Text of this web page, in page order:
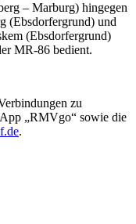
– Marburg) hingegen
(Ebsdorfergrund) und
(Ebsdorfergrund)
MR-86 bedient.
zu
„RMVgo“ sowie die
.